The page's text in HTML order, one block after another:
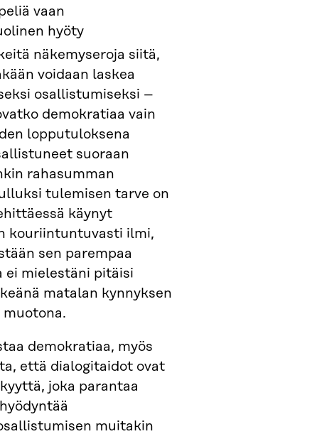
vaan
hyöty
näkemyseroja siitä,
voidaan laskea
osallistumiseksi –
demokratiaa vain
lopputuloksena
suoraan
rahasumman
tulemisen tarve on
käynyt
kouriintuntuvasti ilmi,
sen parempaa
mielestäni pitäisi
matalan kynnyksen
demokratiaa, myös
että dialogitaidot ovat
joka parantaa
muitakin